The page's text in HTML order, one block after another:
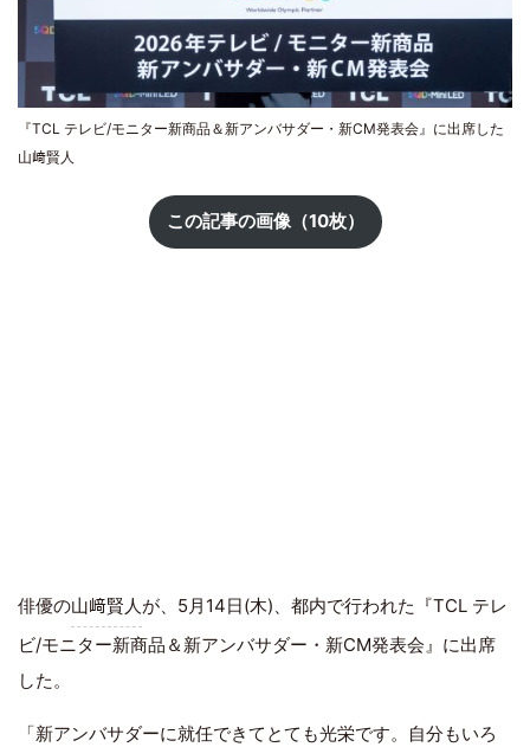
『TCL テレビ/モニター新商品＆新アンバサダー・新CM発表会』に出席した
山﨑賢人
この記事の画像（10枚）
俳優の山﨑賢人が、5月14日(木)、都内で行われた『TCL テレ
ビ/モニター新商品＆新アンバサダー・新CM発表会』に出席
した。
「新アンバサダーに就任できてとても光栄です。自分もいろ